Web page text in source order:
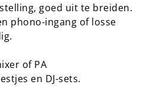
goed uit te breiden.
phono-ingang of losse
of PA
en DJ-sets.